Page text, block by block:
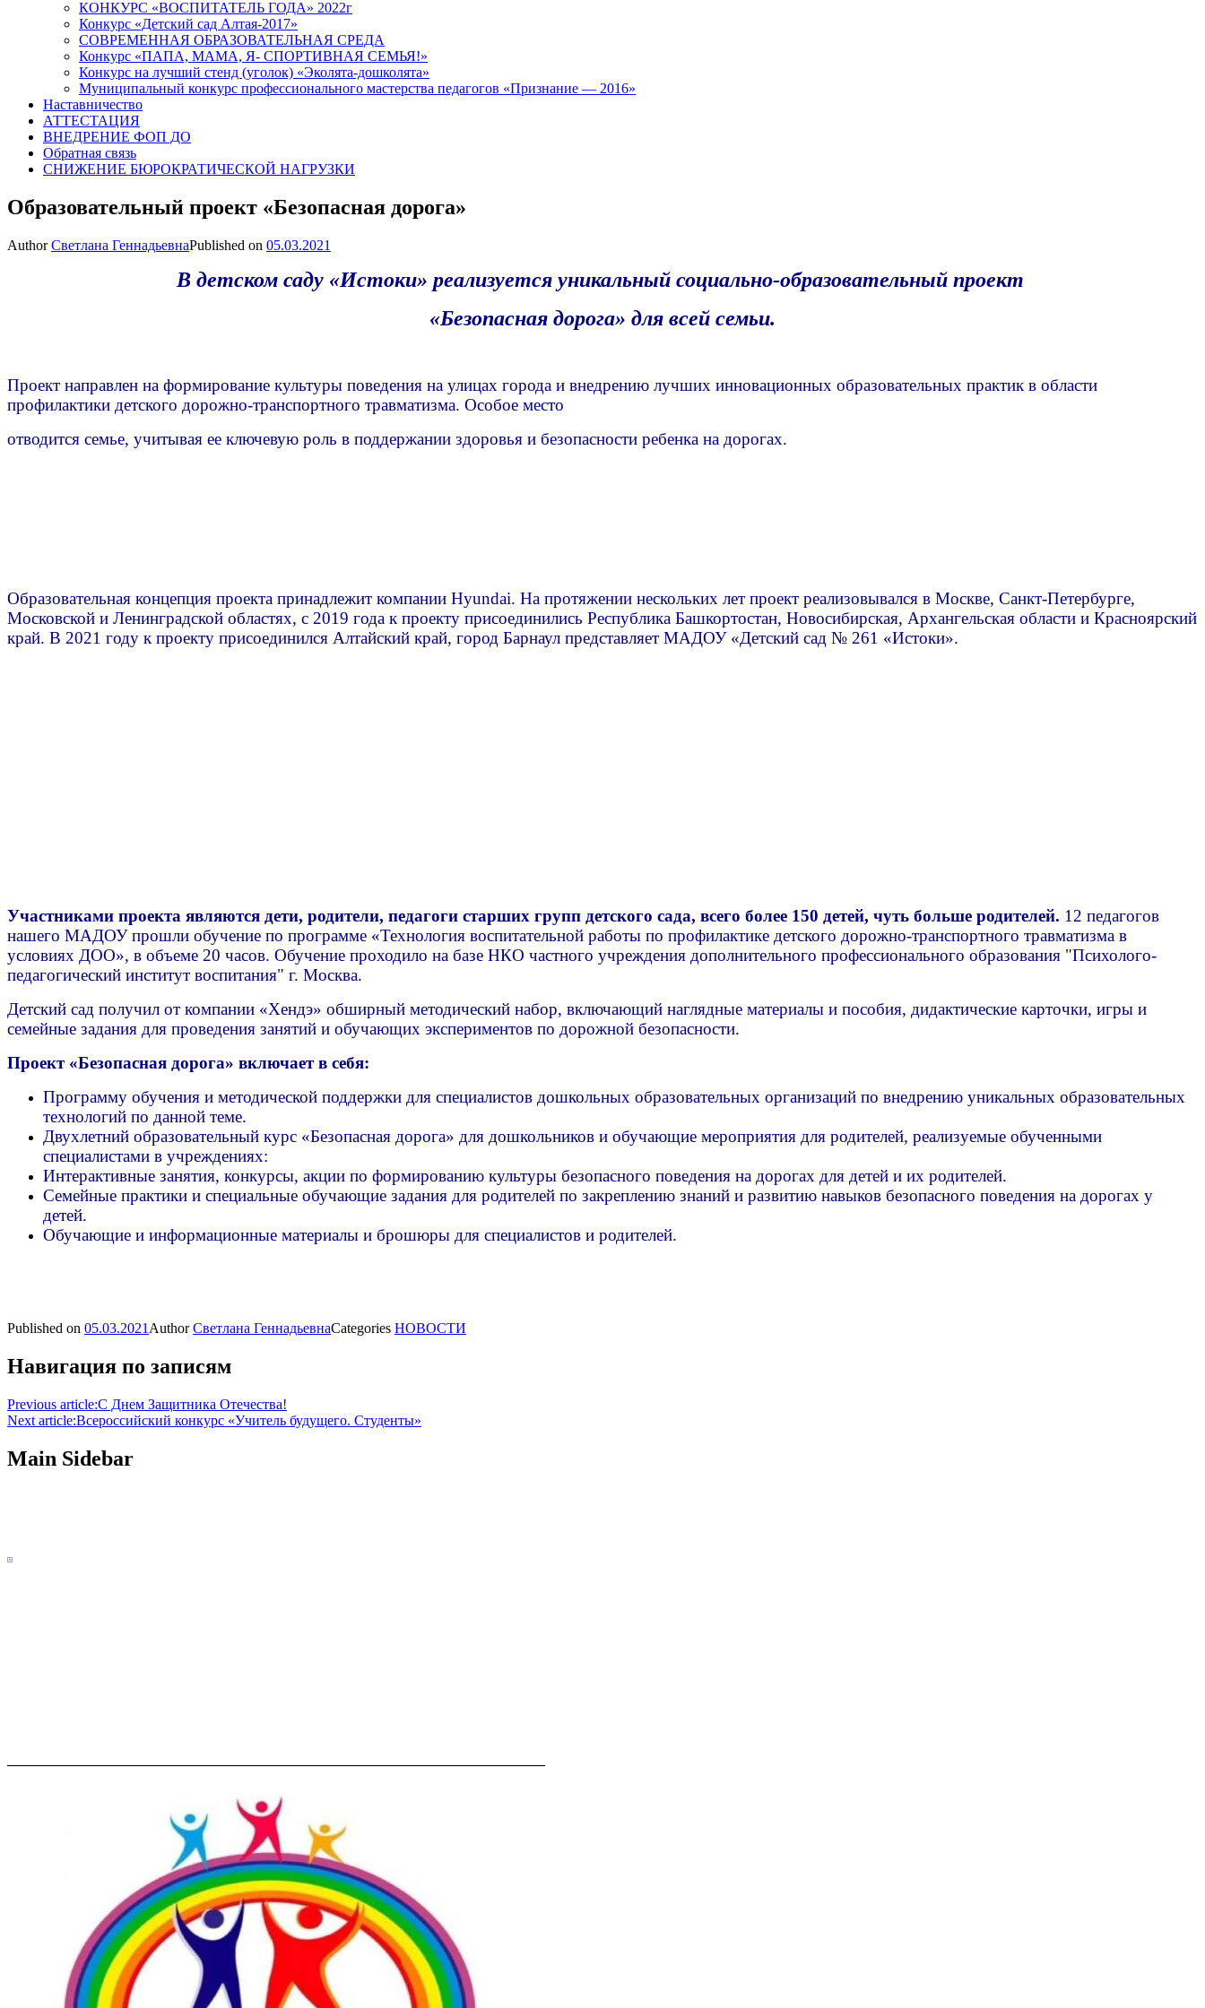
КОНКУРС «ВОСПИТАТЕЛЬ ГОДА» 2022г
Конкурс «Детский сад Алтая-2017»
СОВРЕМЕННАЯ ОБРАЗОВАТЕЛЬНАЯ СРЕДА
Конкурс «ПАПА, МАМА, Я- СПОРТИВНАЯ СЕМЬЯ!»
Конкурс на лучший стенд (уголок) «Эколята-дошколята»
Муниципальный конкурс профессионального мастерства педагогов «Признание — 2016»
Наставничество
АТТЕСТАЦИЯ
ВНЕДРЕНИЕ ФОП ДО
Обратная связь
СНИЖЕНИЕ БЮРОКРАТИЧЕСКОЙ НАГРУЗКИ
Образовательный проект «Безопасная дорога»
AuthorСветлана ГеннадьевнаPublished on 05.03.2021
В детском саду «Истоки» реализуется уникальный социально-образовательный проект
«Безопасная дорога» для всей семьи.
Проект направлен на формирование культуры поведения на улицах города и внедрению лучших инновационных образовательных практик в области
профилактики детского дорожно-транспортного травматизма. Особое место
отводится семье, учитывая ее ключевую роль в поддержании здоровья и безопасности ребенка на дорогах.
Образовательная концепция проекта принадлежит компании Hyundai. На протяжении нескольких лет проект реализовывался в Москве, Санкт-Петербурге,
Московской и Ленинградской областях, с 2019 года к проекту присоединились Республика Башкортостан, Новосибирская, Архангельская области и Красноярский
край. В 2021 году к проекту присоединился Алтайский край, город Барнаул представляет МАДОУ «Детский сад № 261 «Истоки».
Участниками проекта являются дети, родители, педагоги старших групп детского сада, всего более 150 детей, чуть больше родителей. 12 педагогов
нашего МАДОУ прошли обучение по программе «Технология воспитательной работы по профилактике детского дорожно-транспортного травматизма в
условиях ДОО», в объеме 20 часов. Обучение проходило на базе НКО частного учреждения дополнительного профессионального образования "Психолого-
педагогический институт воспитания" г. Москва.
Детский сад получил от компании «Хендэ» обширный методический набор, включающий наглядные материалы и пособия, дидактические карточки, игры и
семейные задания для проведения занятий и обучающих экспериментов по дорожной безопасности.
Проект «Безопасная дорога» включает в себя:
Программу обучения и методической поддержки для специалистов дошкольных образовательных организаций по внедрению уникальных образовательных
технологий по данной теме.
Двухлетний образовательный курс «Безопасная дорога» для дошкольников и обучающие мероприятия для родителей, реализуемые обученными
специалистами в учреждениях:
Интерактивные занятия, конкурсы, акции по формированию культуры безопасного поведения на дорогах для детей и их родителей.
Семейные практики и специальные обучающие задания для родителей по закреплению знаний и развитию навыков безопасного поведения на дорогах у
детей.
Обучающие и информационные материалы и брошюры для специалистов и родителей.
Published on 05.03.2021 AuthorСветлана ГеннадьевнаCategories НОВОСТИ
Навигация по записям
Previous article:С Днем Защитника Отечества!
Next article:Всероссийский конкурс «Учитель будущего. Студенты»
Main Sidebar